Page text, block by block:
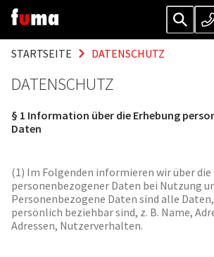
STARTSEITE DATENSCHUTZ
DATENSCHUTZ
§ 1 Information über die Erhebung
Daten
(1) Im Folgenden informieren wir über die
personenbezogener Daten bei Nutzung
Personenbezogene Daten sind alle Daten,
persönlich beziehbar sind, z. B. Name,
Adressen, Nutzerverhalten.